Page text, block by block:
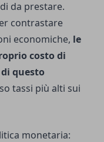
da prestare.
contrastare
economiche, le
costo di
questo
tassi più alti sui
monetaria: